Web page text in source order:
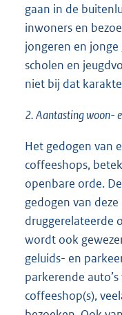
gaan in de
inwoners en
jongeren en
scholen en
niet bij dat
2. Aantasting woon-
Het gedogen van
coffeeshops,
openbare orde.
gedogen van
druggerelateerde
wordt ook
geluids- en
parkerende
coffeeshop(s),